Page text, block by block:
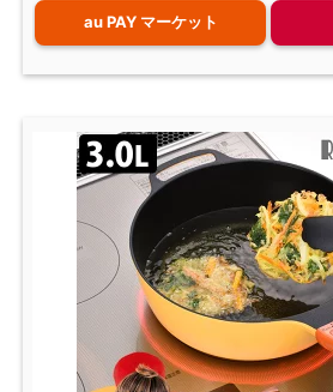
au PAY マーケット